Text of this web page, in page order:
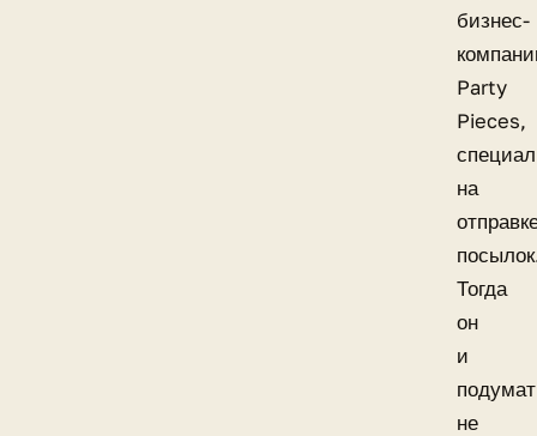
бизнес-
Party
Pieces,
на
Тогда
он
и
не